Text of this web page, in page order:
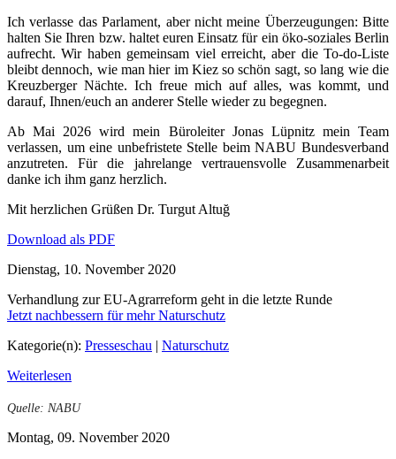
Ich verlasse das Parlament, aber nicht meine Überzeugungen: Bitte
halten Sie Ihren bzw. haltet euren Einsatz für ein öko-soziales Berlin
aufrecht. Wir haben gemeinsam viel erreicht, aber die To-do-Liste
bleibt dennoch, wie man hier im Kiez so schön sagt, so lang wie die
Kreuzberger Nächte. Ich freue mich auf alles, was kommt, und
darauf, Ihnen/euch an anderer Stelle wieder zu begegnen.
Ab Mai 2026 wird mein Büroleiter Jonas Lüpnitz mein Team
verlassen, um eine unbefristete Stelle beim NABU Bundesverband
anzutreten. Für die jahrelange vertrauensvolle Zusammenarbeit
danke ich ihm ganz herzlich.
Mit herzlichen Grüßen Dr. Turgut Altuğ
Download als PDF
Dienstag, 10. November 2020
Verhandlung zur EU-Agrarreform geht in die letzte Runde
Jetzt nachbessern für mehr Naturschutz
Kategorie(n): Presseschau | Naturschutz
Weiterlesen
Quelle: NABU
Montag, 09. November 2020